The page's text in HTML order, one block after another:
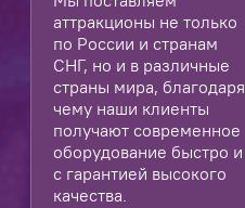
аттракционы не только
по России и странам
СНГ, но и в различные
страны мира, благодаря
чему наши клиенты
получают современное
оборудование быстро и
с гарантией высокого
качества.